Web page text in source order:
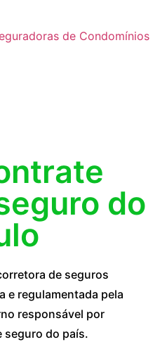
de Condomínios
do
de seguros
e regulamentada pela
responsável por
seguro do país.